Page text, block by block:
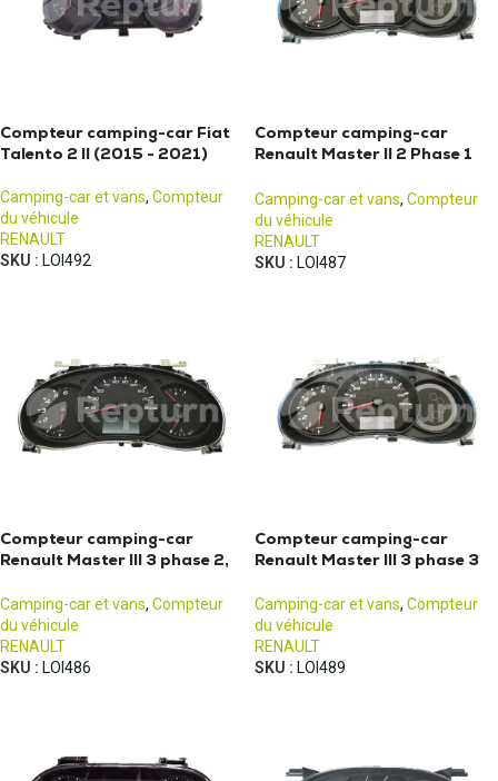
Compteur camping-car Fiat
Talento 2 II (2015 - 2021)
Camping-car et vans, Compteur
du véhicule
RENAULT
SKU : LOI492
Compteur camping-car
Renault Master II 2 Phase 1
Camping-car et vans, Compteur
du véhicule
RENAULT
SKU : LOI487
Compteur camping-car
Renault Master III 3 phase 2,
Camping-car et vans, Compteur
du véhicule
RENAULT
SKU : LOI486
Compteur camping-car
Renault Master III 3 phase 3
Camping-car et vans, Compteur
du véhicule
RENAULT
SKU : LOI489